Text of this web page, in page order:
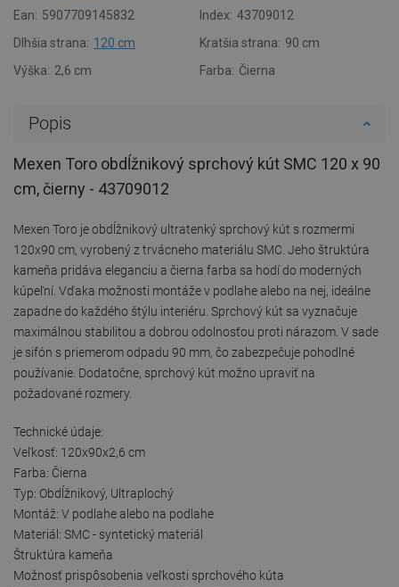
Ean: 5907709145832 Index: 43709012
Dlhšia strana: 120 cm Kratšia strana: 90 cm
Výška: 2,6 cm Farba: Čierna
Popis
Mexen Toro obdĺžnikový sprchový kút SMC 120 x 90
cm, čierny - 43709012
Mexen Toro je obdĺžnikový ultratenký sprchový kút s rozmermi
120x90 cm, vyrobený z trvácneho materiálu SMC. Jeho štruktúra
kameňa pridáva eleganciu a čierna farba sa hodí do moderných
kúpeľní. Vďaka možnosti montáže v podlahe alebo na nej, ideálne
zapadne do každého štýlu interiéru. Sprchový kút sa vyznačuje
maximálnou stabilitou a dobrou odolnosťou proti nárazom. V sade
je sifón s priemerom odpadu 90 mm, čo zabezpečuje pohodlné
používanie. Dodatočne, sprchový kút možno upraviť na
požadované rozmery.
Technické údaje:
Veľkosť: 120x90x2,6 cm
Farba: Čierna
Typ: Obdĺžnikový, Ultraplochý
Montáž: V podlahe alebo na podlahe
Materiál: SMC - syntetický materiál
Štruktúra kameňa
Možnosť prispôsobenia veľkosti sprchového kúta